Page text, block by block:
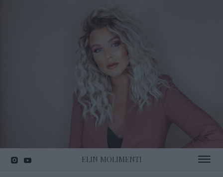
ELIN MOLIMENTI Toggle